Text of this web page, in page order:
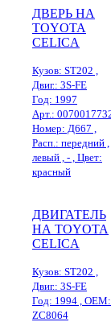
ДВЕРЬ НА
TOYOTA
CELICA
Кузов: ST202 ,
Двиг.: 3S-FE
Год: 1997
Арт.:
Номер: Д667 ,
Расп.: передний ,
левый , - , Цвет:
красный
ДВИГАТЕЛЬ
НА TOYOTA
CELICA
Кузов: ST202 ,
Двиг.: 3S-FE
Год: 1994 , OEM:
ZC8064